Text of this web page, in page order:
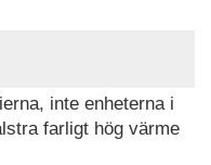
inte enheterna i
farligt hög värme